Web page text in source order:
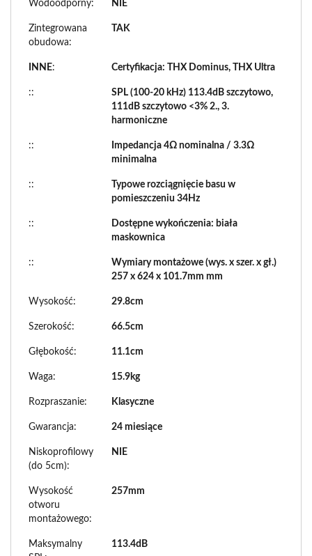
Wodoodporny: NIE
Zintegrowana
obudowa:
TAK
INNE: Certyfikacja: THX Dominus, THX Ultra
::
SPL (100-20 kHz) 113.4dB szczytowo,
111dB szczytowo <3% 2., 3.
harmoniczne
::
Impedancja 4Ω nominalna / 3.3Ω
minimalna
::
Typowe rozciągnięcie basu w
pomieszczeniu 34Hz
::
Dostępne wykończenia: biała
maskownica
::
Wymiary montażowe (wys. x szer. x gł.)
257 x 624 x 101.7mm mm
Wysokość: 29.8cm
Szerokość: 66.5cm
Głębokość: 11.1cm
Waga: 15.9kg
Rozpraszanie: Klasyczne
Gwarancja: 24 miesiące
Niskoprofilowy
(do 5cm):
NIE
Wysokość
otworu
montażowego:
257mm
Maksymalny
113.4dB